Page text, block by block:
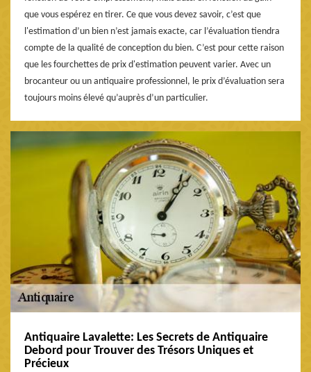
que vous espérez en tirer. Ce que vous devez savoir, c’est que
l'estimation d’un bien n’est jamais exacte, car l’évaluation tiendra
compte de la qualité de conception du bien. C’est pour cette raison
que les fourchettes de prix d'estimation peuvent varier. Avec un
brocanteur ou un antiquaire professionnel, le prix d’évaluation sera
toujours moins élevé qu’auprès d’un particulier.
Antiquaire Lavalette: Les Secrets de Antiquaire
Debord pour Trouver des Trésors Uniques et
Précieux